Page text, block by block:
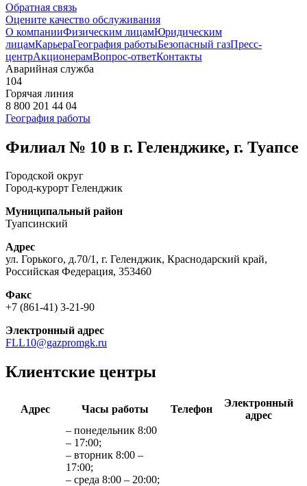
Обратная связь
Оцените качество обслуживания
О компанииФизическим лицамЮридическим
лицамКарьераГеография работыБезопасный газПресс-
центрАкционерамВопрос-ответКонтакты
Аварийная служба
104
Горячая линия
8 800 201 44 04
География работы
Филиал № 10 в г. Геленджике, г. Туапсе
Городской округ
Город-курорт Геленджик
Муниципальный район
Туапсинский
Адрес
ул. Горького, д.70/1, г. Геленджик, Краснодарский край,
Российская Федерация, 353460
Факс
+7 (861-41) 3-21-90
Электронный адрес
FLL10@gazpromgk.ru
Клиентские центры
Адрес Часы работы Телефон
Электронный
адрес
– понедельник 8:00
– 17:00;
– вторник 8:00 –
17:00;
– среда 8:00 – 20:00;